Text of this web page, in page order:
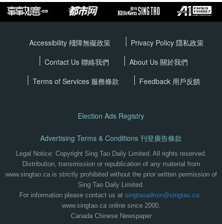
Accessibility 殘障無礙政策 Privacy Policy 隱私政策
Contact Us 聯絡我們
About Us 關於我們
Terms of Services 服務條款 Feedback 用戶反饋
Election Ads Registry
Advertising Terms & Conditions 刊登廣告條款
Legal Notice: Copyright Sing Tao Daily Limited. All rights reserved.
Distribution, transmission or republication of any material from
www.singtao.ca is strictly prohibited without the prior written permission of
Sing Tao Daily Limited.
For information please contact us at singtaoadmin@singtao.ca.
www.singtao.ca online since 2000.
Canada Chinese Newspaper